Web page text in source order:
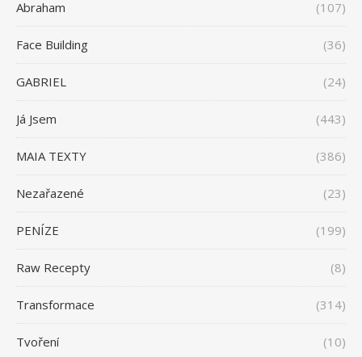
Abraham (107)
Face Building (36)
GABRIEL (24)
Já Jsem (443)
MAIA TEXTY (386)
Nezařazené (23)
PENÍZE (199)
Raw Recepty (8)
Transformace (314)
Tvoření (10)